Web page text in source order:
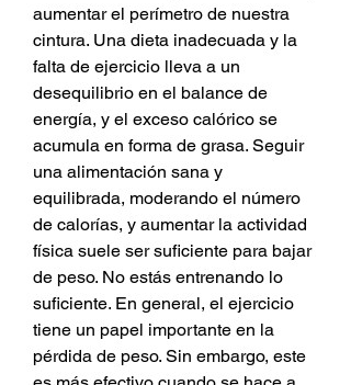
aumentar el perímetro de nuestra
cintura. Una dieta inadecuada y la
falta de ejercicio lleva a un
desequilibrio en el balance de
energía, y el exceso calórico se
acumula en forma de grasa. Seguir
una alimentación sana y
equilibrada, moderando el número
de calorías, y aumentar la actividad
física suele ser suficiente para bajar
de peso. No estás entrenando lo
suficiente. En general, el ejercicio
tiene un papel importante en la
pérdida de peso. Sin embargo, este